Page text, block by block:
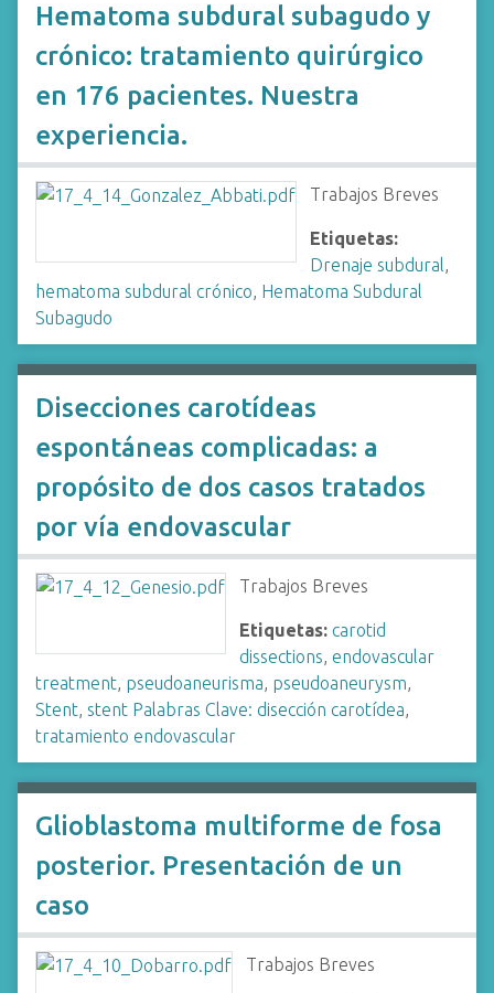
Hematoma subdural subagudo y
crónico: tratamiento quirúrgico
en 176 pacientes. Nuestra
experiencia.
Trabajos Breves
Etiquetas:
Drenaje subdural,
hematoma subdural crónico, Hematoma Subdural
Subagudo
Disecciones carotídeas
espontáneas complicadas: a
propósito de dos casos tratados
por vía endovascular
Trabajos Breves
Etiquetas: carotid
dissections, endovascular
treatment, pseudoaneurisma, pseudoaneurysm,
Stent, stent Palabras Clave: disección carotídea,
tratamiento endovascular
Glioblastoma multiforme de fosa
posterior. Presentación de un
caso
Trabajos Breves